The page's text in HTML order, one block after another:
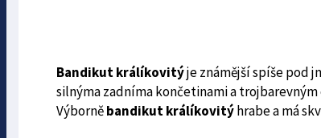
Bandikut králíkovitýje známější spíše pod
silnýma zadníma končetinami a
Výborněbandikut králíkovitýhrabe a má